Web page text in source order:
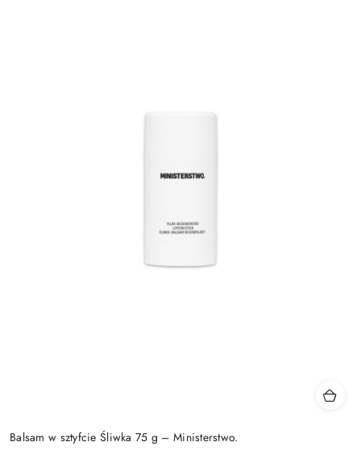
Balsam w sztyfcie Śliwka 75 g – Ministerstwo.